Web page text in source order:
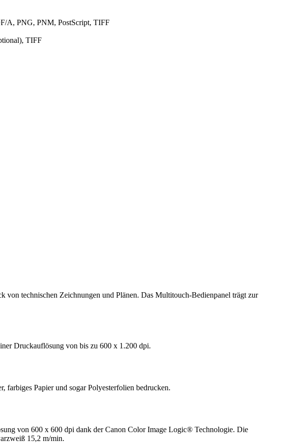
A, PNG, PNM, PostScript, TIFF
TIFF
technischen Zeichnungen und Plänen. Das Multitouch-Bedienpanel trägt zur
Druckauflösung von bis zu 600 x 1.200 dpi.
farbiges Papier und sogar Polyesterfolien bedrucken.
von 600 x 600 dpi dank der Canon Color Image Logic® Technologie. Die
15,2 m/min.